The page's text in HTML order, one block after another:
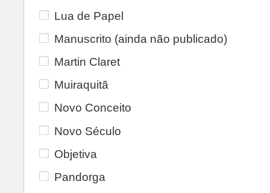
Lua de Papel
Manuscrito (ainda não publicado)
Martin Claret
Muiraquitã
Novo Conceito
Novo Século
Objetiva
Pandorga